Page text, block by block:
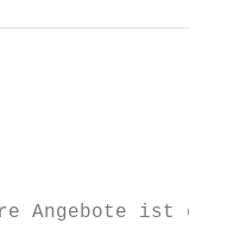
Angebote ist